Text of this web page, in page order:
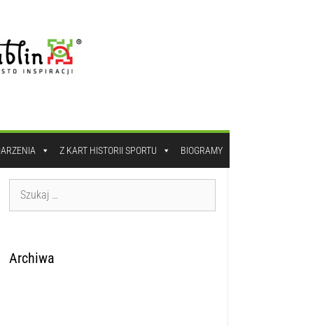
Z KART HISTORII SPORTU BIOGRAMY
Archiwa